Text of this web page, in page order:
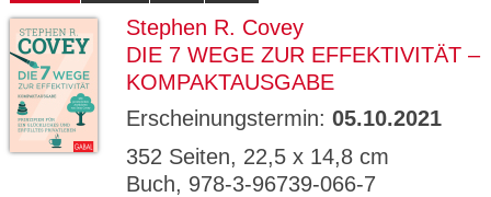
Stephen R. Covey
DIE 7 WEGE ZUR EFFEKTIVITÄT –
KOMPAKTAUSGABE
Erscheinungstermin: 05.10.2021
352 Seiten, 22,5 x 14,8 cm
Buch, 978-3-96739-066-7